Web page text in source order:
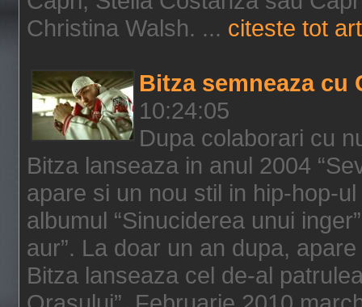
Christina Walsh. ... citeste tot
Bitza semneaza cu
10:24:05
Dupa colaborari cu
Bitza lanseaza in anul 2004
apare si un nou stil in hip-hop-
albumul “Sinuciderea unui
aur”. La doar un an dupa,
Bitza lanseaza cel de-al